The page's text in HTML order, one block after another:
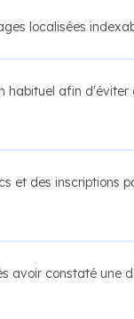
localisées
habituel afin
et des inscriptions
avoir constaté une